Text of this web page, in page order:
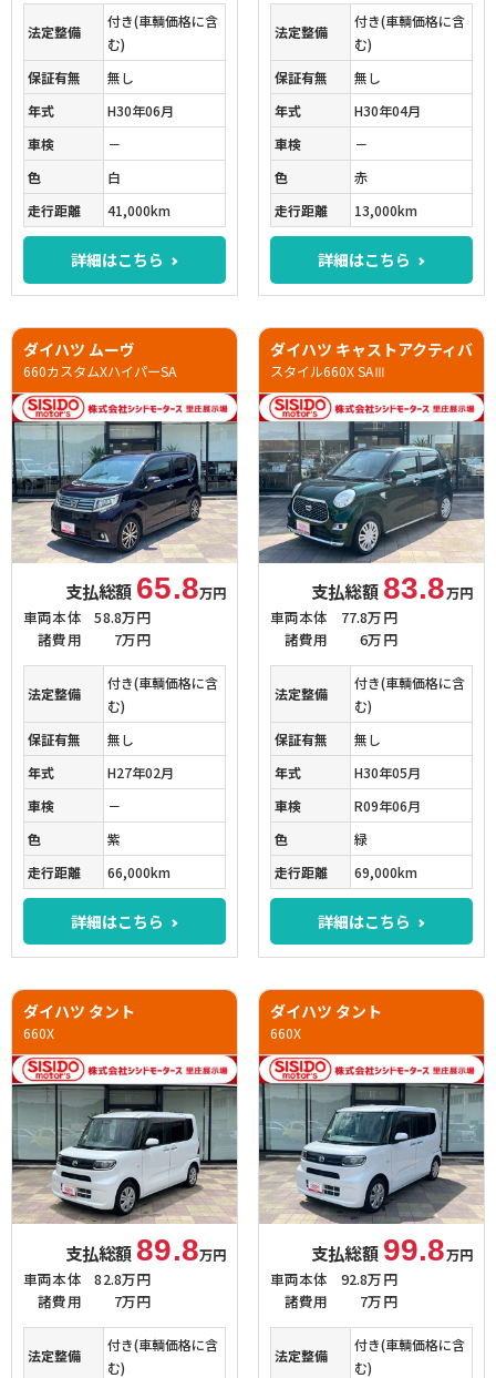
法定整備
付き(車輌価格に含
む)
保証有無
無し
年式
H30年06月
車検
－
色
白
走行距離
41,000km
詳細はこちら
法定整備
付き(車輌価格に含
む)
保証有無
無し
年式
H30年04月
車検
－
色
赤
走行距離
13,000km
詳細はこちら
ダイハツ ムーヴ
660カスタムXハイパーSA
支払総額 65.8万円
車両本体
58.8万円
諸費用
7万円
法定整備
付き(車輌価格に含
む)
保証有無
無し
年式
H27年02月
車検
－
色
紫
走行距離
66,000km
詳細はこちら
ダイハツ キャストアクティバ
スタイル660X SAⅢ
支払総額 83.8万円
車両本体
77.8万円
諸費用
6万円
法定整備
付き(車輌価格に含
む)
保証有無
無し
年式
H30年05月
車検
R09年06月
色
緑
走行距離
69,000km
詳細はこちら
ダイハツ タント
660X
支払総額 89.8万円
車両本体
82.8万円
諸費用
7万円
法定整備
付き(車輌価格に含
む)
ダイハツ タント
660X
支払総額 99.8万円
車両本体
92.8万円
諸費用
7万円
法定整備
付き(車輌価格に含
む)